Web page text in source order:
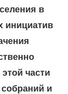
в
инициатив
части
и